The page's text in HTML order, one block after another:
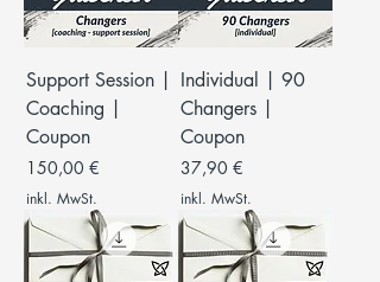
Support Session |
Coaching |
Coupon
Preis
150,00 €
inkl. MwSt.
Individual | 90
Changers |
Coupon
Preis
37,90 €
inkl. MwSt.